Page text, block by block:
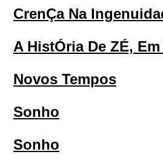
CrenÇa Na
A HistÓria De ZÉ,
Novos Tempos
Sonho
Sonho